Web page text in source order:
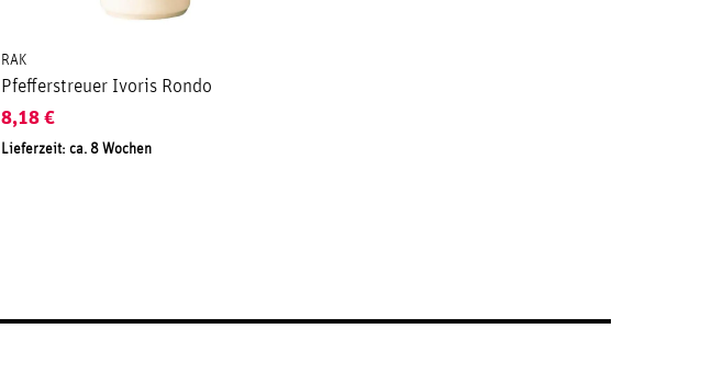
RAK
Pfefferstreuer Ivoris Rondo
8,18 €
Lieferzeit: ca. 8 Wochen